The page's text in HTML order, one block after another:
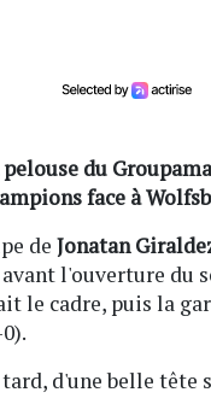
du
face à
de Jonatan
l'ouverture du
le cadre, puis la
d'une belle tête